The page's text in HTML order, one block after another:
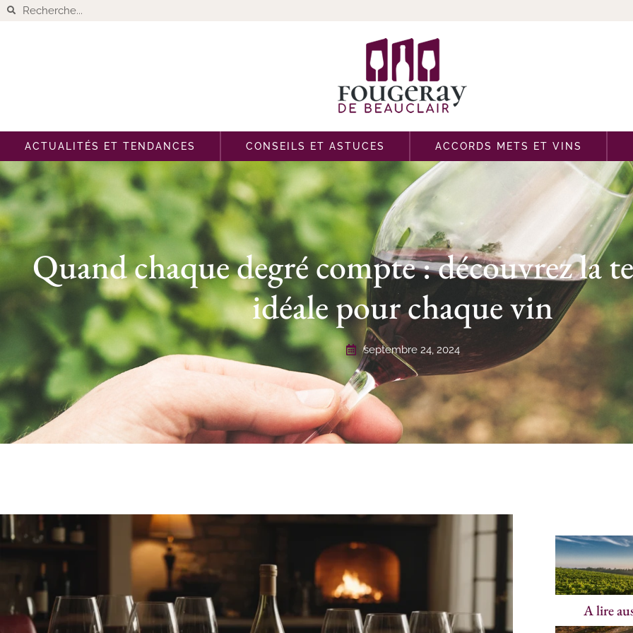
ACTUALITÉS ET TENDANCES CONSEILS ET ASTUCES ACCORDS METS ET VINS
Quand chaque degré compte : découvrez la
idéale pour chaque vin
septembre 24, 2024
A lire